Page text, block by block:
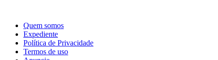
Quem somos
Expediente
Política de Privacidade
Termos de uso